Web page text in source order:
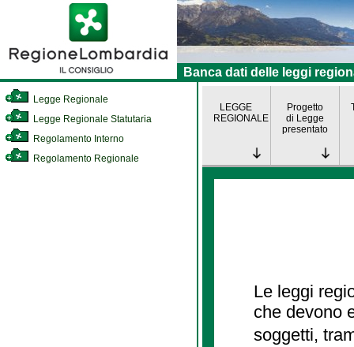
Banca dati delle leggi
Legge Regionale
Legge Regionale Statutaria
Regolamento Interno
Regolamento Regionale
LEGGE
REGIONALE
Progetto
di Legge
presentato
Le leggi
che devono
soggetti,